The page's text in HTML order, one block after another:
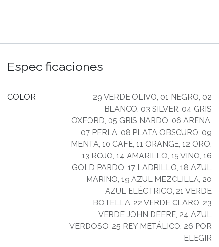
Especificaciones
COLOR 29 VERDE OLIVO, 01 NEGRO, 02
BLANCO, 03 SILVER, 04 GRIS
OXFORD, 05 GRIS NARDO, 06 ARENA,
07 PERLA, 08 PLATA OBSCURO, 09
MENTA, 10 CAFÉ, 11 ORANGE, 12 ORO,
13 ROJO, 14 AMARILLO, 15 VINO, 16
GOLD PARDO, 17 LADRILLO, 18 AZUL
MARINO, 19 AZUL MEZCLILLA, 20
AZUL ELÉCTRICO, 21 VERDE
BOTELLA, 22 VERDE CLARO, 23
VERDE JOHN DEERE, 24 AZUL
VERDOSO, 25 REY METÁLICO, 26 POR
ELEGIR